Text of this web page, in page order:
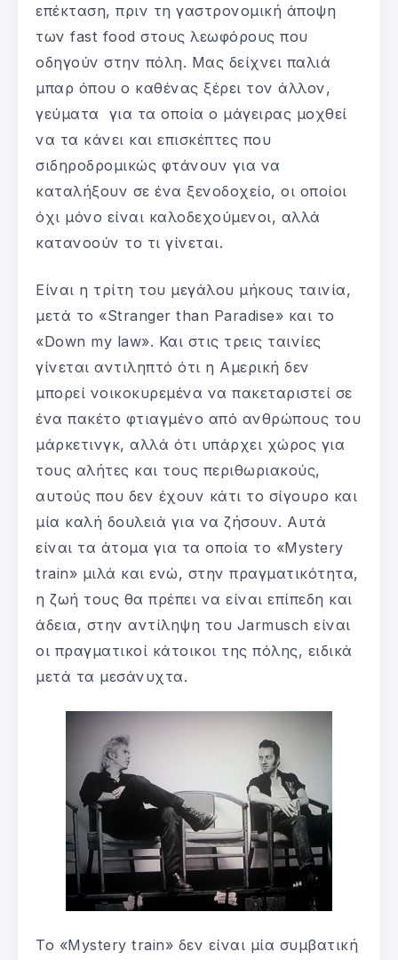
επέκταση, πριν τη γαστρονομική άποψη
των fast food στους λεωφόρους που
οδηγούν στην πόλη. Μας δείχνει παλιά
μπαρ όπου ο καθένας ξέρει τον άλλον,
γεύματα για τα οποία ο μάγειρας μοχθεί
να τα κάνει και επισκέπτες που
σιδηροδρομικώς φτάνουν για να
καταλήξουν σε ένα ξενοδοχείο, οι οποίοι
όχι μόνο είναι καλοδεχούμενοι, αλλά
κατανοούν το τι γίνεται.
Είναι η τρίτη του μεγάλου μήκους ταινία,
μετά το «Stranger than Paradise» και το
«Down my law». Και στις τρεις ταινίες
γίνεται αντιληπτό ότι η Αμερική δεν
μπορεί νοικοκυρεμένα να πακεταριστεί σε
ένα πακέτο φτιαγμένο από ανθρώπους του
μάρκετινγκ, αλλά ότι υπάρχει χώρος για
τους αλήτες και τους περιθωριακούς,
αυτούς που δεν έχουν κάτι το σίγουρο και
μία καλή δουλειά για να ζήσουν. Αυτά
είναι τα άτομα για τα οποία το «Mystery
train» μιλά και ενώ, στην πραγματικότητα,
η ζωή τους θα πρέπει να είναι επίπεδη και
άδεια, στην αντίληψη του Jarmusch είναι
οι πραγματικοί κάτοικοι της πόλης, ειδικά
μετά τα μεσάνυχτα.
Το «Mystery train» δεν είναι μία συμβατική